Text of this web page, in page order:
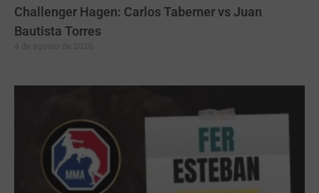
Challenger Hagen: Carlos Taberner vs Juan
Bautista Torres